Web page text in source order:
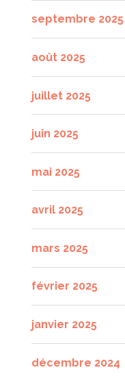
septembre 2025
août 2025
juillet 2025
juin 2025
mai 2025
avril 2025
mars 2025
février 2025
janvier 2025
décembre 2024